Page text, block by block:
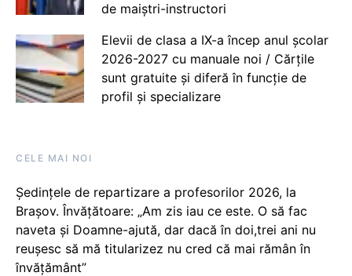
de maiștri-instructori
Elevii de clasa a IX-a încep anul școlar
2026-2027 cu manuale noi / Cărțile
sunt gratuite și diferă în funcție de
profil și specializare
CELE MAI NOI
Ședințele de repartizare a profesorilor 2026, la
Brașov. Învățătoare: „Am zis iau ce este. O să fac
naveta și Doamne-ajută, dar dacă în doi,trei ani nu
reușesc să mă titularizez nu cred că mai rămân în
învățământ”